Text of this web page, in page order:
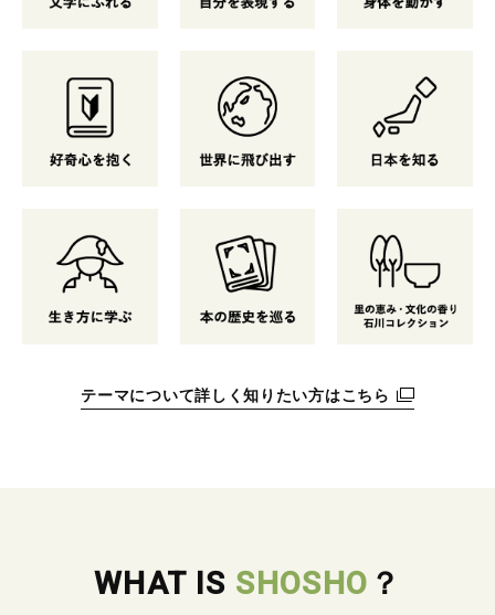
テーマについて詳しく知りたい方はこちら
WHAT IS SHOSHO ？